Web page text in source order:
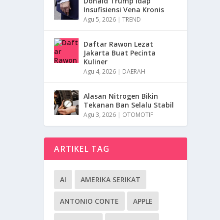
Insufisiensi Vena Kronis
Agu 5, 2026 |TREND
Daftar Rawon Lezat
Jakarta Buat Pecinta
Kuliner
Agu 4, 2026 | DAERAH
Alasan Nitrogen Bikin
Tekanan Ban Selalu Stabil
Agu 3, 2026 | OTOMOTIF
ARTIKEL TAG
AI AMERIKA SERIKAT
ANTONIO CONTE APPLE